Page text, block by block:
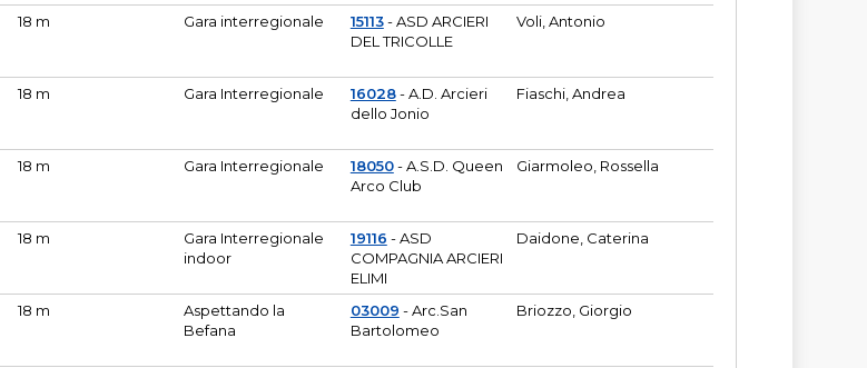
18 m Gara interregionale 15113- ASD ARCIERI
DEL TRICOLLE
Voli, Antonio
18 m Gara Interregionale 16028- A.D. Arcieri
dello Jonio
Fiaschi, Andrea
18 m Gara Interregionale 18050- A.S.D. Queen
Arco Club
Giarmoleo, Rossella
18 m
Gara Interregionale
indoor
19116 - ASD
COMPAGNIA ARCIERI
ELIMI
Daidone, Caterina
18 m
Aspettando la
Befana
03009 - Arc.San
Bartolomeo
Briozzo, Giorgio